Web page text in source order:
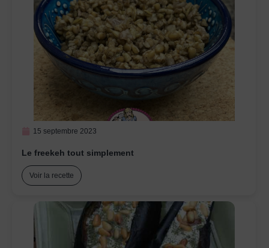
15 septembre 2023
Le freekeh tout simplement
Voir la recette